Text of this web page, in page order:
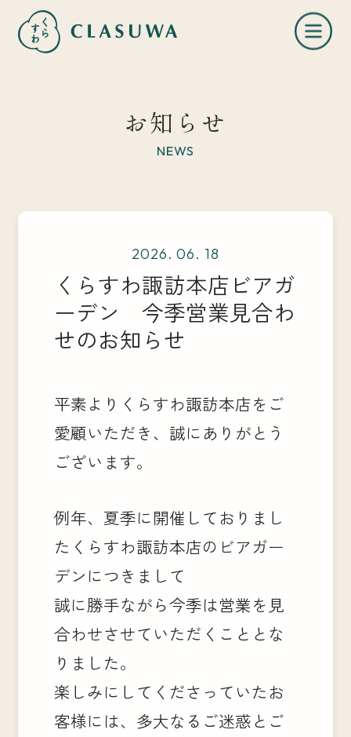
お知らせ
店舗一覧
お知らせ
NEWS
2026. 06. 18
くらすわ諏訪本店ビアガ
ーデン 今季営業見合わ
せのお知らせ
平素よりくらすわ諏訪本店をご
愛顧いただき、誠にありがとう
ございます。
例年、夏季に開催しておりまし
たくらすわ諏訪本店のビアガー
デンにつきまして
誠に勝手ながら今季は営業を見
合わせさせていただくこととな
りました。
楽しみにしてくださっていたお
客様には、多大なるご迷惑とご